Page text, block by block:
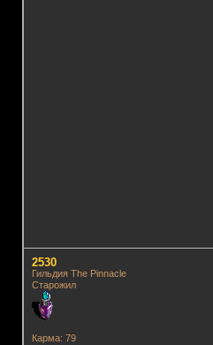
2530
Гильдия The Pinnacle
Старожил
Карма: 79